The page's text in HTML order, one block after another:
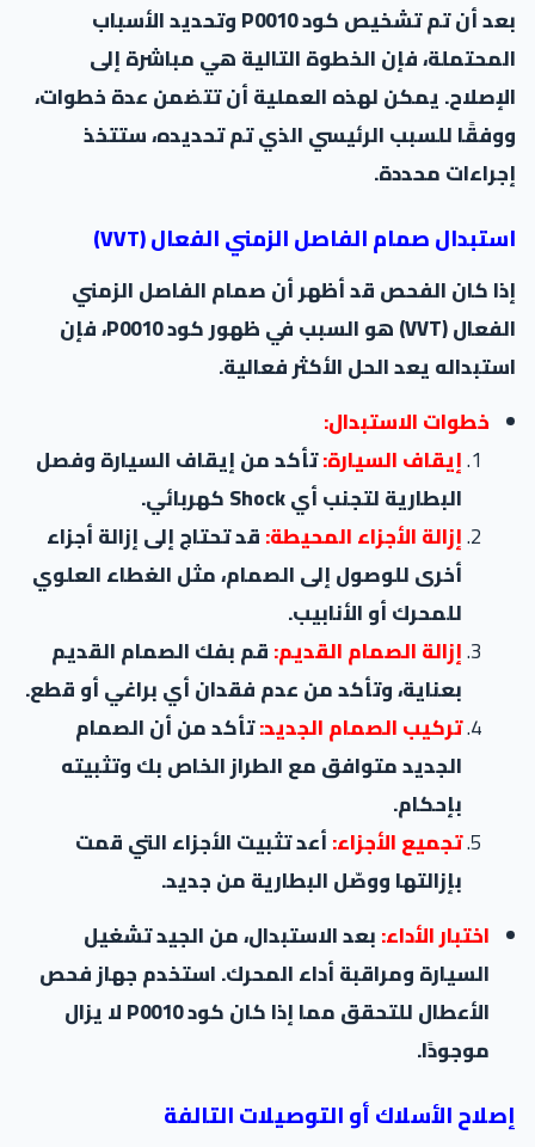
بعد أن تم تشخيص كود P0010 وتحديد الأسباب
المحتملة، فإن الخطوة التالية هي مباشرة إلى
الإصلاح. يمكن لهذه العملية أن تتضمن عدة خطوات،
ووفقًا للسبب الرئيسي الذي تم تحديده، ستتخذ
إجراءات محددة.
استبدال صمام الفاصل الزمني الفعال (VVT)
إذا كان الفحص قد أظهر أن صمام الفاصل الزمني
الفعال (VVT) هو السبب في ظهور كود P0010، فإن
استبداله يعد الحل الأكثر فعالية.
خطوات الاستبدال:
إيقاف السيارة:تأكد من إيقاف السيارة وفصل
البطارية لتجنب أي Shock كهربائي.
إزالة الأجزاء المحيطة:قد تحتاج إلى إزالة أجزاء
أخرى للوصول إلى الصمام، مثل الغطاء العلوي
للمحرك أو الأنابيب.
إزالة الصمام القديم:قم بفك الصمام القديم
بعناية، وتأكد من عدم فقدان أي براغي أو قطع.
تركيب الصمام الجديد:تأكد من أن الصمام
الجديد متوافق مع الطراز الخاص بك وتثبيته
بإحكام.
تجميع الأجزاء:أعد تثبيت الأجزاء التي قمت
بإزالتها ووصّل البطارية من جديد.
اختبار الأداء:بعد الاستبدال، من الجيد تشغيل
السيارة ومراقبة أداء المحرك. استخدم جهاز فحص
الأعطال للتحقق مما إذا كان كود P0010 لا يزال
موجودًا.
إصلاح الأسلاك أو التوصيلات التالفة